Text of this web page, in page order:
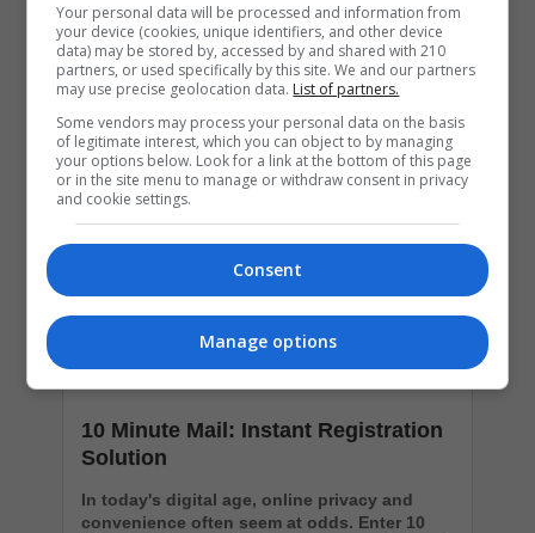
Popular Articles
10 Minute Mail: Instant Registration
Solution
In today's digital age, online privacy and
convenience often seem at odds. Enter 10
Your personal data will be processed and information from
your device (cookies, unique identifiers, and other device
data) may be stored by, accessed by and shared with 210
partners, or used specifically by this site. We and our partners
may use precise geolocation data. List of partners.
Some vendors may process your personal data on the basis
of legitimate interest, which you can object to by managing
your options below. Look for a link at the bottom of this page
or in the site menu to manage or withdraw consent in privacy
and cookie settings.
Consent
Manage options